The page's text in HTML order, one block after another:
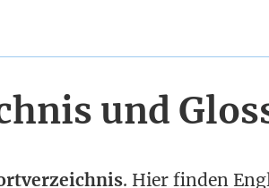
und
. Hier finden